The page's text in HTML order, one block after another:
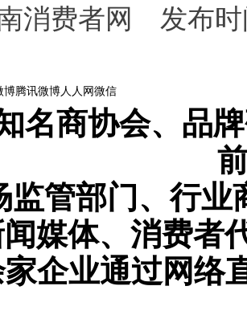
消费者网 发布
博腾讯微博人人网 微信
名商协会、品
监管部门、行
媒体、消费者
家企业通过网络